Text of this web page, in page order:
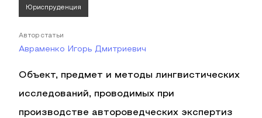
Юриспруденция
Автор статьи
Авраменко Игорь Дмитриевич
Объект, предмет и методы лингвистических
исследований, проводимых при
производстве автороведческих экспертиз